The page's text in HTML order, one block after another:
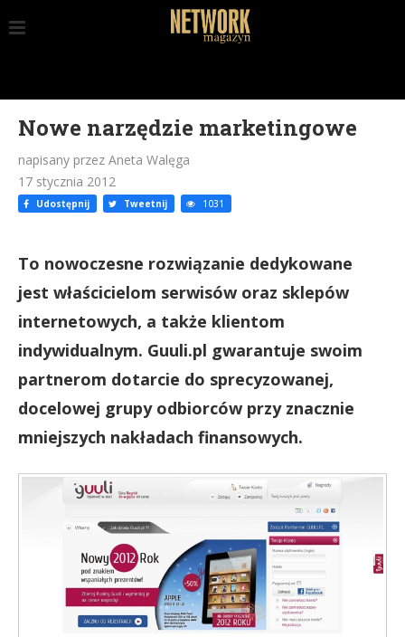
Nowe narzędzie marketingowe
napisany przez Aneta Walęga
17 stycznia 2012
Udostępnij Tweetnij 1031
To nowoczesne rozwiązanie dedykowane
jest właścicielom serwisów oraz sklepów
internetowych, a także klientom
indywidualnym. Guuli.pl gwarantuje swoim
partnerom dotarcie do sprecyzowanej,
docelowej grupy odbiorców przy znacznie
mniejszych nakładach finansowych.